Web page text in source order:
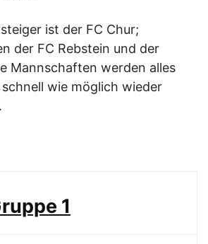
ist der FC Chur;
der FC Rebstein und der
Mannschaften werden alles
wie möglich wieder
1